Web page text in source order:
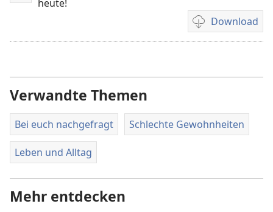
heute!
Download
für
Verwandte Themen
Bei euch nachgefragt Schlechte Gewohnheiten
Leben und Alltag
Mehr entdecken